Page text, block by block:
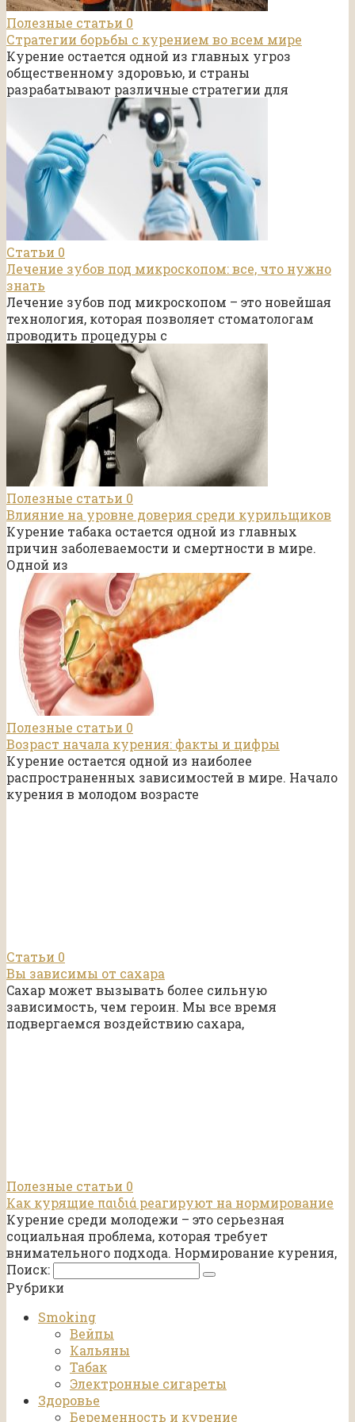
Полезные статьи 0
Стратегии борьбы с курением во всем мире
Курение остается одной из главных угроз
общественному здоровью, и страны
разрабатывают различные стратегии для
Статьи 0
Лечение зубов под микроскопом: все, что нужно
знать
Лечение зубов под микроскопом – это новейшая
технология, которая позволяет стоматологам
проводить процедуры с
Полезные статьи 0
Влияние на уровне доверия среди курильщиков
Курение табака остается одной из главных
причин заболеваемости и смертности в мире.
Одной из
Полезные статьи 0
Возраст начала курения: факты и цифры
Курение остается одной из наиболее
распространенных зависимостей в мире. Начало
курения в молодом возрасте
Статьи 0
Вы зависимы от сахара
Cахар может вызывать более сильную
зависимость, чем героин. Мы все время
подвергаемся воздействию сахара,
Полезные статьи 0
Как курящие παιδιά реагируют на нормирование
Курение среди молодежи – это серьезная
социальная проблема, которая требует
внимательного подхода. Нормирование курения,
Поиск:
Рубрики
Smoking
Вейпы
Кальяны
Табак
Электронные сигареты
Здоровье
Беременность и курение